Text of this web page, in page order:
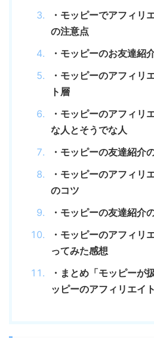
・モッピーでアフィリ
の注意点
・モッピーのお友達紹
・モッピーのアフィリ
ト層
・モッピーのアフィリ
な人とそうでな人
・モッピーの友達紹介
・モッピーのアフィリ
のコツ
・モッピーの友達紹介
・モッピーのアフィリ
ってみた感想
・まとめ「モッピーが
ッピーのアフィリエイ